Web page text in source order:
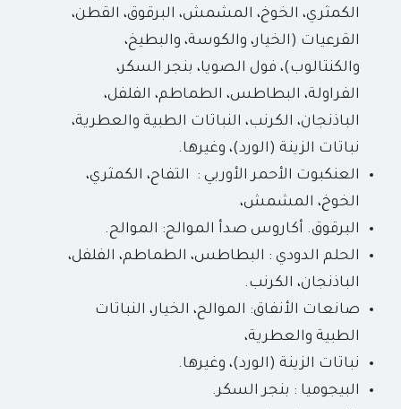
الكمثري، الخوخ، المشمش، البرقوق، القطن،
القرعيات (الخيار، والكوسة، والبطيخ،
والكنتالوب)، فول الصويا، بنجر السكر،
الفراولة، البطاطس، الطماطم، الفلفل،
الباذنجان، الكرنب، النباتات الطبية والعطرية،
نباتات الزينة (الورد)، وغيرها.
العنكبوت الأحمر الأوربي : التفاح، الكمثري،
الخوخ، المشمش،
البرقوق. أكاروس صدأ الموالح: الموالح.
الحلم الدودي : البطاطس، الطماطم، الفلفل،
الباذنجان، الكرنب.
صانعات الأنفاق: الموالح، الخيار، النباتات
الطبية والعطرية،
نباتات الزينة (الورد)، وغيرها.
البيجوميا : بنجر السكر.